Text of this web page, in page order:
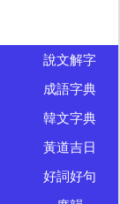
說文解字
成語字典
韓文字典
黃道吉日
好詞好句